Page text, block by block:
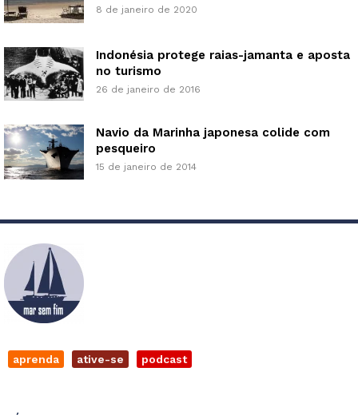
8 de janeiro de 2020
Indonésia protege raias-jamanta e aposta
no turismo
26 de janeiro de 2016
Navio da Marinha japonesa colide com
pesqueiro
15 de janeiro de 2014
aprenda ative-se podcast